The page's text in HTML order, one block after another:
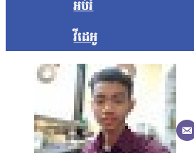
អប់រំ
វីដេអូ